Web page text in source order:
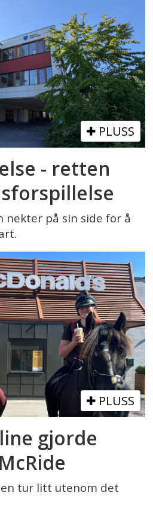
PLUSS
- retten
på sin side for å
PLUSS
gjorde
tur litt utenom det